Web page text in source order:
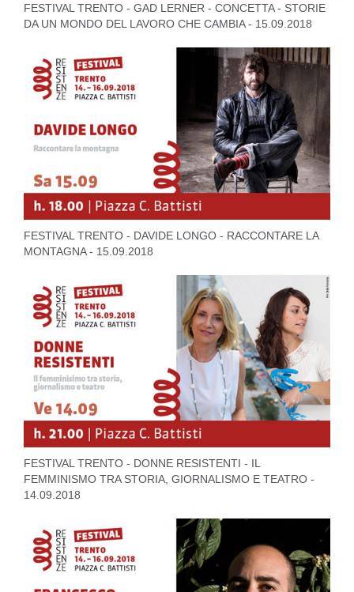
FESTIVAL TRENTO - GAD LERNER - CONCETTA - STORIE
DA UN MONDO DEL LAVORO CHE CAMBIA - 15.09.2018
FESTIVAL TRENTO - DAVIDE LONGO - RACCONTARE LA
MONTAGNA - 15.09.2018
FESTIVAL TRENTO - DONNE RESISTENTI - IL
FEMMINISMO TRA STORIA, GIORNALISMO E TEATRO -
14.09.2018